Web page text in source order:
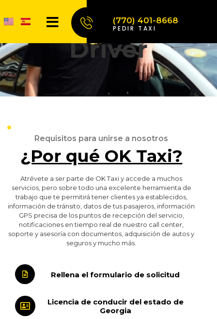
(770) 401-8668
PEDIR TAXI
Home Driver
Driver
Requisitos para unirse a nosotros
¿Por qué OK Taxi?
Atrévete a ser parte de OK Taxi y accede a muchos
servicios, pero sobre todo una excelente herramienta de
trabajo que te permitirá tener clientes ya establecidos,
información de tránsito, datos de tus pasajeros, información
GPS precisa de los puntos de recepción del servicio,
notificaciones en tiempo real de nuestro call center,
soporte y asesoría con documentos, adquisición de autos y
seguros y mucho más.
Rellena el formulario de solicitud
Licencia de conducir del estado de
Georgia